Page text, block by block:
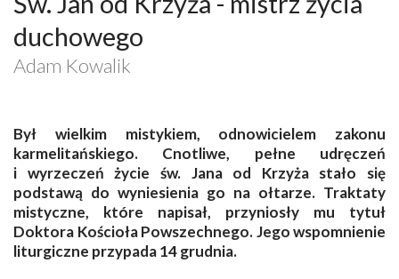
duchowego
Adam Kowalik
Był wielkim mistykiem, odnowicielem zakonu
karmelitańskiego. Cnotliwe, pełne udręczeń
i wyrzeczeń życie św. Jana od Krzyża stało się
podstawą do wyniesienia go na ołtarze. Traktaty
mistyczne, które napisał, przyniosły mu tytuł
Doktora Kościoła Powszechnego. Jego wspomnienie
liturgiczne przypada 14 grudnia.